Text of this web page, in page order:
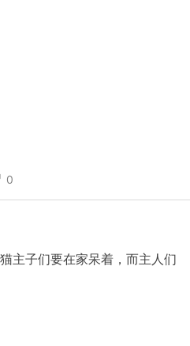
0
主子们要在家呆着，而主人们